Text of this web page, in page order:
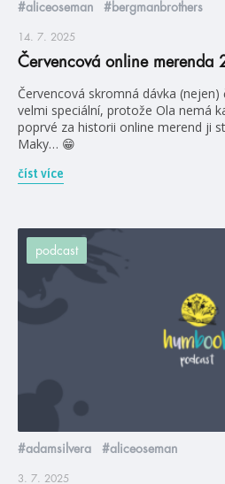
#aliceoseman #bergmanbrothers
14. 7. 2025
Červencová online merenda
Červencová skromná dávka
velmi speciální, protože Ola nemá
poprvé za historii online merend ji
Maky… 😁
číst více
podcast
#adamsilvera #aliceoseman
3. 7. 2025